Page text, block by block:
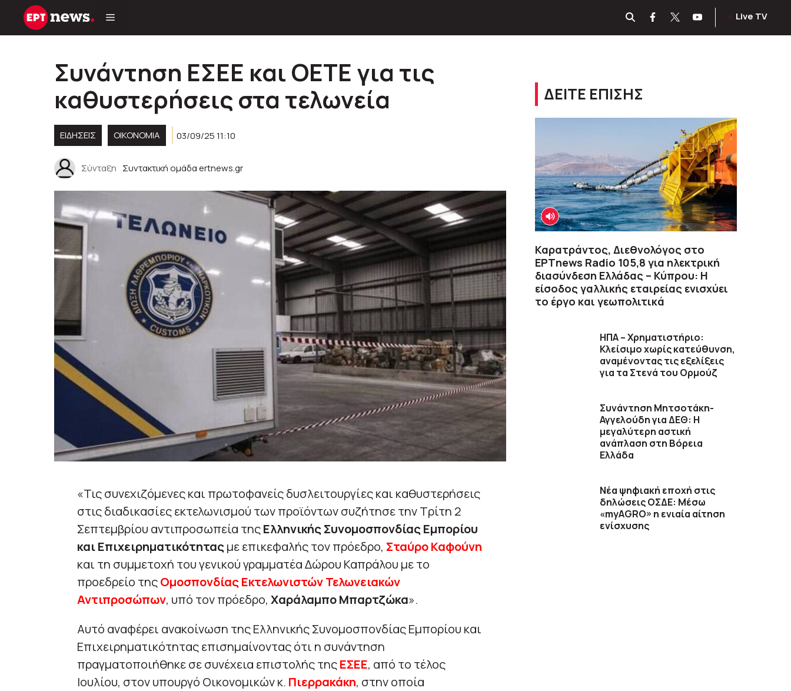
Μετάβαση
Live TV
Συνάντηση ΕΣΕΕ και ΟΕΤΕ για τις
καθυστερήσεις στα τελωνεία
ΕΙΔΗΣΕΙΣ ΟΙΚΟΝΟΜΙΑ 03/09/25 11:10
Σύνταξη Συντακτική ομάδα ertnews.gr
«Τις συνεχιζόμενες και πρωτοφανείς δυσλειτουργίες και καθυστερήσεις
στις διαδικασίες εκτελωνισμού των προϊόντων συζήτησε την Τρίτη 2
Σεπτεμβρίου αντιπροσωπεία τηςΕλληνικής Συνομοσπονδίας Εμπορίου
και Επιχειρηματικότηταςμε επικεφαλής τον πρόεδρο, Σταύρο Καφούνη
και τη συμμετοχή του γενικού γραμματέα Δώρου Καπράλου με το
προεδρείο τηςΟμοσπονδίας Εκτελωνιστών Τελωνειακών
Αντιπροσώπων, υπό τον πρόεδρο, Χαράλαμπο Μπαρτζώκα».
Αυτό αναφέρει ανακοίνωση της Ελληνικής Συνομοσπονδίας Εμπορίου και
Επιχειρηματικότητας επισημαίνοντας ότι η συνάντηση
πραγματοποιήθηκε σε συνέχεια επιστολής τηςΕΣΕΕ, από το τέλος
Ιουλίου, στον υπουργό Οικονομικών κ. Πιερρακάκη, στην οποία
ΔΕΙΤΕ ΕΠΙΣΗΣ
Καρατράντος, Διεθνολόγος στο
ΕΡΤnews Radio 105,8 για ηλεκτρική
διασύνδεση Ελλάδας – Κύπρου: Η
είσοδος γαλλικής εταιρείας ενισχύει
το έργο και γεωπολιτικά
ΗΠΑ – Χρηματιστήριο:
Κλείσιμο χωρίς κατεύθυνση,
αναμένοντας τις εξελίξεις
για τα Στενά του Ορμούζ
Συνάντηση Μητσοτάκη-
Αγγελούδη για ΔΕΘ: Η
μεγαλύτερη αστική
ανάπλαση στη Βόρεια
Ελλάδα
Νέα ψηφιακή εποχή στις
δηλώσεις ΟΣΔΕ: Μέσω
«myAGRO» η ενιαία αίτηση
ενίσχυσης